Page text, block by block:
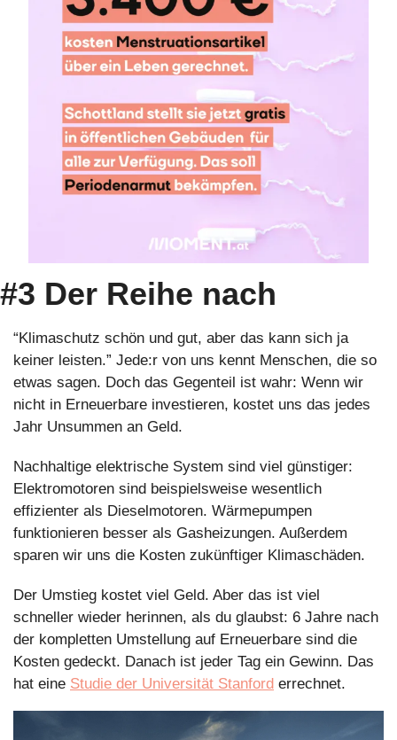
#3 Der Reihe nach
“Klimaschutz schön und gut, aber das kann sich ja
keiner leisten.” Jede:r von uns kennt Menschen, die so
etwas sagen. Doch das Gegenteil ist wahr: Wenn wir
nicht in Erneuerbare investieren, kostet uns das jedes
Jahr Unsummen an Geld.
Nachhaltige elektrische System sind viel günstiger:
Elektromotoren sind beispielsweise wesentlich
effizienter als Dieselmotoren. Wärmepumpen
funktionieren besser als Gasheizungen. Außerdem
sparen wir uns die Kosten zukünftiger Klimaschäden.
Der Umstieg kostet viel Geld. Aber das ist viel
schneller wieder herinnen, als du glaubst: 6 Jahre nach
der kompletten Umstellung auf Erneuerbare sind die
Kosten gedeckt. Danach ist jeder Tag ein Gewinn. Das
hat eine Studie der Universität Stanford errechnet.